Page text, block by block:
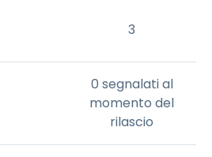
3
0 segnalati al
momento del
rilascio